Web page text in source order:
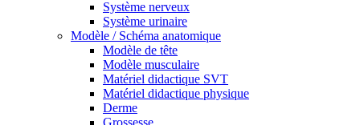
Système nerveux
Système urinaire
Modèle / Schéma anatomique
Modèle de tête
Modèle musculaire
Matériel didactique SVT
Matériel didactique physique
Derme
Grossesse